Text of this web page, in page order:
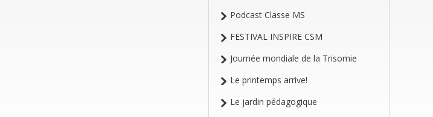
Podcast Classe MS
FESTIVAL INSPIRE CSM
Journée mondiale de la Trisomie
Le printemps arrive!
Le jardin pédagogique